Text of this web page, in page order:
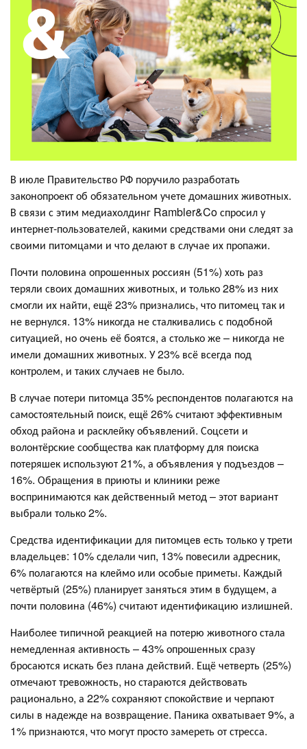
В июле Правительство РФ поручило разработать
законопроект об обязательном учете домашних животных.
В связи с этим медиахолдинг Rambler&Co спросил у
интернет-пользователей, какими средствами они следят за
своими питомцами и что делают в случае их пропажи.
Почти половина опрошенных россиян (51%) хоть раз
теряли своих домашних животных, и только 28% из них
смогли их найти, ещё 23% признались, что питомец так и
не вернулся. 13% никогда не сталкивались с подобной
ситуацией, но очень её боятся, а столько же – никогда не
имели домашних животных. У 23% всё всегда под
контролем, и таких случаев не было.
В случае потери питомца 35% респондентов полагаются на
самостоятельный поиск, ещё 26% считают эффективным
обход района и расклейку объявлений. Соцсети и
волонтёрские сообщества как платформу для поиска
потеряшек используют 21%, а объявления у подъездов –
16%. Обращения в приюты и клиники реже
воспринимаются как действенный метод – этот вариант
выбрали только 2%.
Средства идентификации для питомцев есть только у трети
владельцев: 10% сделали чип, 13% повесили адресник,
6% полагаются на клеймо или особые приметы. Каждый
четвёртый (25%) планирует заняться этим в будущем, а
почти половина (46%) считают идентификацию излишней.
Наиболее типичной реакцией на потерю животного стала
немедленная активность – 43% опрошенных сразу
бросаются искать без плана действий. Ещё четверть (25%)
отмечают тревожность, но стараются действовать
рационально, а 22% сохраняют спокойствие и черпают
силы в надежде на возвращение. Паника охватывает 9%, а
1% признаются, что могут просто замереть от стресса.